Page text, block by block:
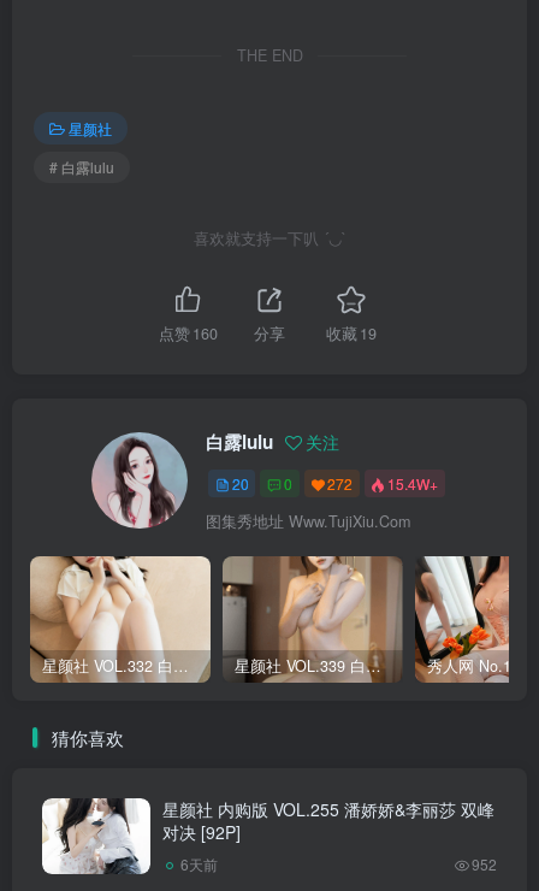
THE END
星颜社
# 白露lulu
喜欢就支持一下叭 ´◡`
点赞160 分享 收藏19
白露lulu 关注
20 0 272 15.4W+
图集秀地址 Www.TujiXiu.Com
星颜社 VOL.332 白露lulu [65P] 星颜社 VOL.339 白露lulu [74P]
猜你喜欢
星颜社 内购版 VOL.255 潘娇娇&李丽莎 双峰
对决 [92P]
6天前 952